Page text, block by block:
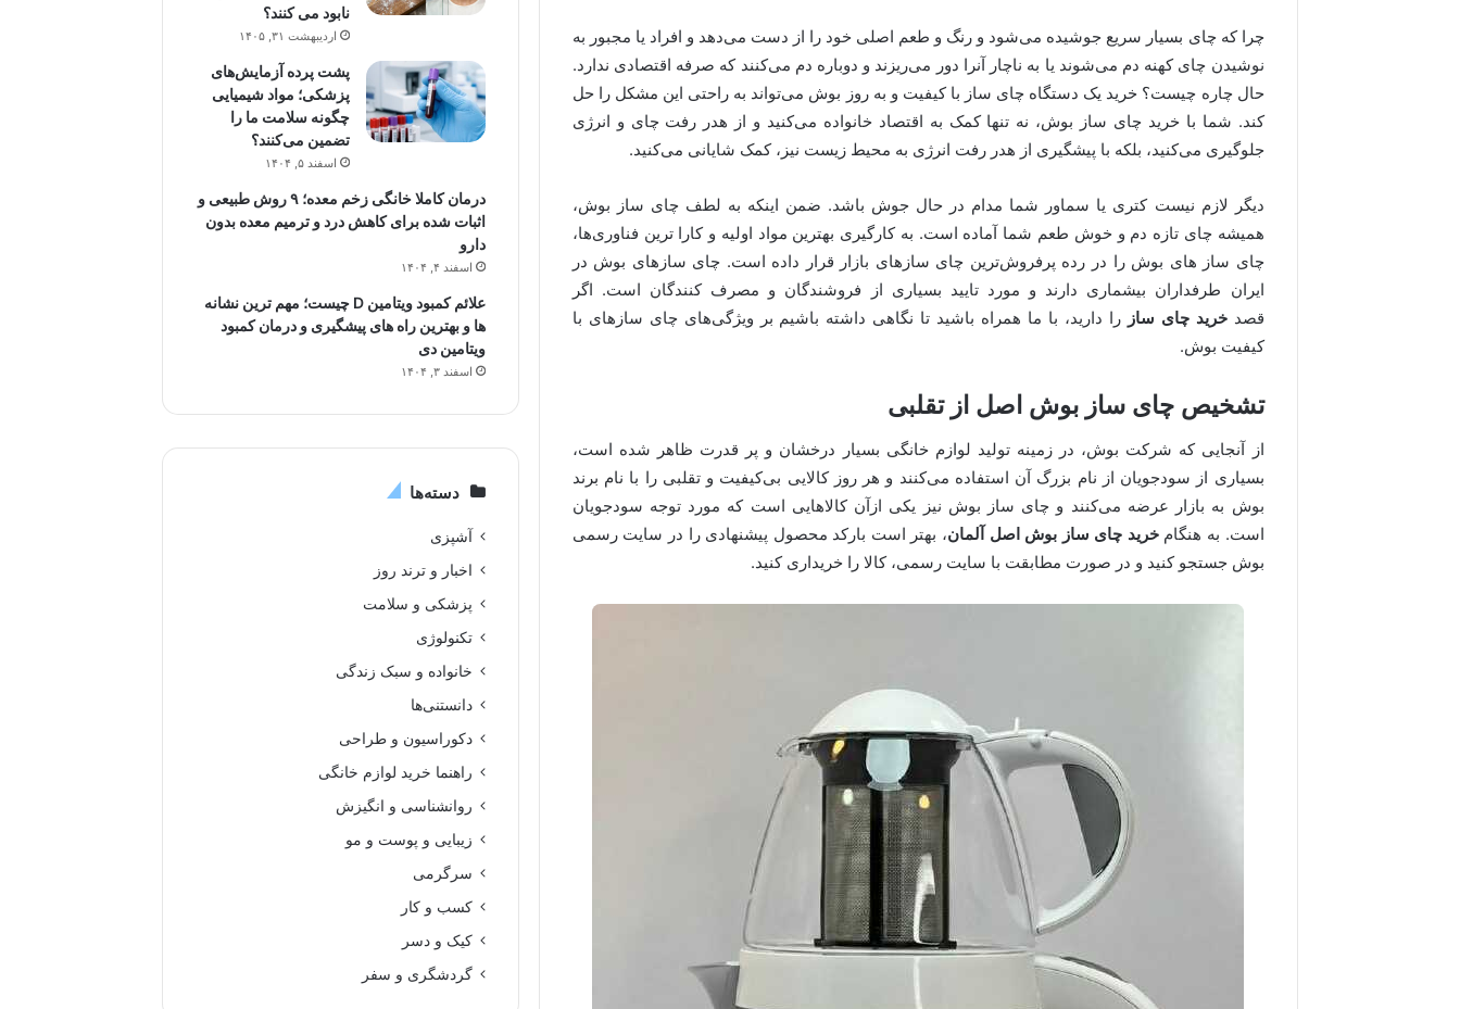
چرا که چای بسیار سریع جوشیده می‌شود و رنگ و طعم اصلی خود را از دست می‌دهد و افراد یا مجبور به
نوشیدن چای کهنه دم می‌شوند یا به ناچار آنرا دور می‌ریزند و دوباره دم می‌کنند که صرفه اقتصادی ندارد.
حال چاره چیست؟ خرید یک دستگاه چای ساز با کیفیت و به روز بوش می‌تواند به راحتی این مشکل را حل
کند. شما با خرید چای ساز بوش، نه تنها کمک به اقتصاد خانواده می‌کنید و از هدر رفت چای و انرژی
جلوگیری می‌کنید، بلکه با پیشگیری از هدر رفت انرژی به محیط زیست نیز، کمک شایانی می‌کنید.
دیگر لازم نیست کتری یا سماور شما مدام در حال جوش باشد. ضمن اینکه به لطف چای ساز بوش،
همیشه چای تازه دم و خوش طعم شما آماده است. به کارگیری بهترین مواد اولیه و کارا ترین فناوری‌ها،
چای ساز های بوش را در رده پرفروش‌ترین چای سازهای بازار قرار داده است. چای سازهای بوش در
ایران طرفداران بیشماری دارند و مورد تایید بسیاری از فروشندگان و مصرف کنندگان است. اگر
قصدخرید چای ساز را دارید، با ما همراه باشید تا نگاهی داشته باشیم بر ویژگی‌های چای سازهای با
کیفیت بوش.
تشخیص چای‌ ساز بوش اصل از تقلبی
از آنجایی که شرکت بوش، در زمینه تولید لوازم خانگی بسیار درخشان و پر قدرت ظاهر شده است،
بسیاری از سودجویان از نام بزرگ آن استفاده می‌کنند و هر روز کالایی بی‌کیفیت و تقلبی را با نام برند
بوش به بازار عرضه می‌کنند و چای‌ ساز بوش نیز یکی ازآن کالاهایی است که مورد توجه سودجویان
است. به هنگامخرید چای ساز بوش اصل آلمان، بهتر است بارکد محصول پیشنهادی را در سایت رسمی
بوش جستجو کنید و در صورت مطابقت با سایت رسمی، کالا را خریداری کنید.
نابود می کنند؟
اردیبهشت ۳۱, ۱۴۰۵
پشت پرده آزمایش‌های
پزشکی؛ مواد شیمیایی
چگونه سلامت ما را
تضمین می‌کنند؟
اسفند ۵, ۱۴۰۴
درمان کاملا خانگی زخم معده؛ ۹ روش طبیعی و
اثبات شده برای کاهش درد و ترمیم معده بدون
دارو
اسفند ۴, ۱۴۰۴
علائم کمبود ویتامین D چیست؛ مهم ترین نشانه
ها و بهترین راه های پیشگیری و درمان کمبود
ویتامین دی
اسفند ۳, ۱۴۰۴
دسته‌ها
آشپزی
اخبار و ترند روز
پزشکی و سلامت
تکنولوژی
خانواده و سبک زندگی
دانستنی‌ها
دکوراسیون و طراحی
راهنما خرید لوازم خانگی
روانشناسی و انگیزش
زیبایی و پوست و مو
سرگرمی
کسب و کار
کیک و دسر
گردشگری و سفر